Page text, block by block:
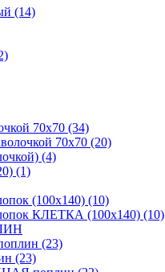
(14)
70х70 (34)
70х70 (20)
(4)
(1)
(100х140) (10)
КЛЕТКА (100х140) (10)
(23)
(23)